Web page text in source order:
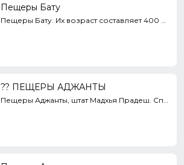
Пещеры Бату
Пещеры Бату. Их возраст составляет 400 миллионов лет! В пещерах расположены индуистские храмы, куда...
?? ПЕЩЕРЫ АДЖАНТЫ
Пещеры Аджанты, штат Мадхья Прадеш. Список мест, заставляющих сердце путешественника биться учащенно...